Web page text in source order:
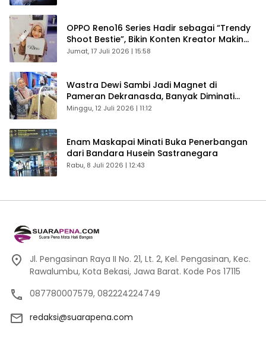
OPPO Reno16 Series Hadir sebagai “Trendy
Shoot Bestie”, Bikin Konten Kreator Makin
Betah
Jumat, 17 Juli 2026 | 15:58
Wastra Dewi Sambi Jadi Magnet di
Pameran Dekranasda, Banyak Diminati
Pengunjung
Minggu, 12 Juli 2026 | 11:12
Enam Maskapai Minati Buka Penerbangan
dari Bandara Husein Sastranegara
Rabu, 8 Juli 2026 | 12:43
Jl. Pengasinan Raya II No. 21, Lt. 2, Kel. Pengasinan, Kec.
Rawalumbu, Kota Bekasi, Jawa Barat. Kode Pos 17115
087780007579, 082224224749
redaksi@suarapena.com